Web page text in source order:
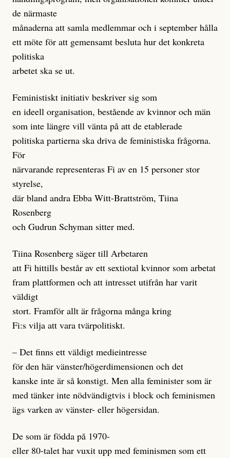
de närmaste
månaderna att samla medlemmar och i september hålla
ett möte för att gemensamt besluta hur det konkreta
politiska
arbetet ska se ut.
Feministiskt initiativ beskriver sig som
en ideell organisation, bestående av kvinnor och män
som inte längre vill vänta på att de etablerade
politiska partierna ska driva de feministiska frågorna.
För
närvarande representeras Fi av en 15 personer stor
styrelse,
där bland andra Ebba Witt-Brattström, Tiina
Rosenberg
och Gudrun Schyman sitter med.
Tiina Rosenberg säger till Arbetaren
att Fi hittills består av ett sextiotal kvinnor som arbetat
fram plattformen och att intresset utifrån har varit
väldigt
stort. Framför allt är frågorna många kring
Fi:s vilja att vara tvärpolitiskt.
– Det finns ett väldigt medieintresse
för den här vänster/högerdimensionen och det
kanske inte är så konstigt. Men alla feminister som är
med tänker inte nödvändigtvis i block och feminismen
ägs varken av vänster- eller högersidan.
De som är födda på 1970-
eller 80-talet har vuxit upp med feminismen som ett